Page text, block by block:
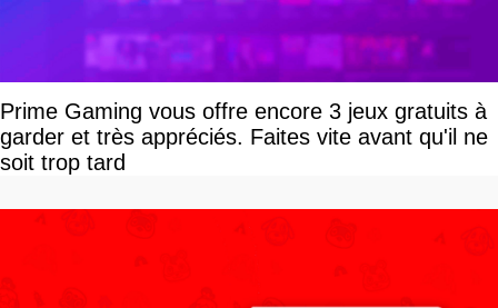
Prime Gaming vous offre encore 3 jeux gratuits à
garder et très appréciés. Faites vite avant qu'il ne
soit trop tard